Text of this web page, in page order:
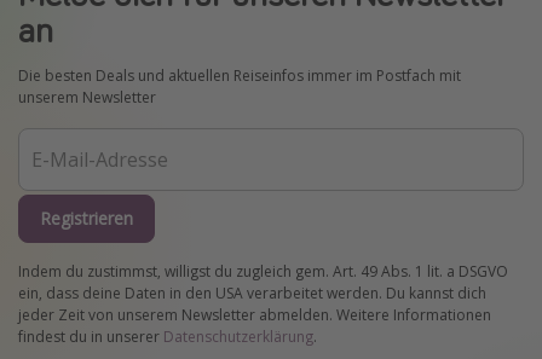
an
Die besten Deals und aktuellen Reiseinfos immer im Postfach mit
unserem Newsletter
Registrieren
Indem du zustimmst, willigst du zugleich gem. Art. 49 Abs. 1 lit. a DSGVO
ein, dass deine Daten in den USA verarbeitet werden. Du kannst dich
jeder Zeit von unserem Newsletter abmelden. Weitere Informationen
findest du in unserer Datenschutzerklärung.